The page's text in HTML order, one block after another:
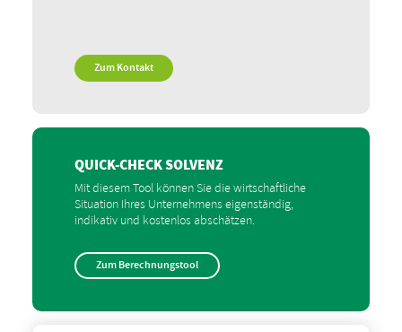
Zum Kontakt
QUICK-CHECK SOLVENZ
Mit diesem Tool können Sie die wirtschaftliche
Situation Ihres Unternehmens eigenständig,
indikativ und kostenlos abschätzen.
Zum Berechnungstool